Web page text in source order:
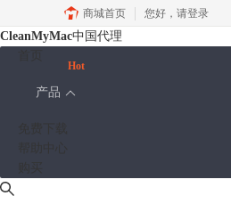
商城首页 您好， 请登录
CleanMyMac中国代理
产品
Hot